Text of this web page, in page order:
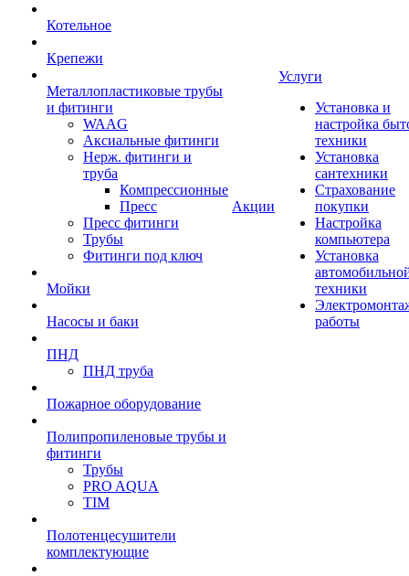
Котельное
Крепежи
Металлопластиковые трубы
и фитинги
WAAG
Аксиальные фитинги
Нерж. фитинги и
труба
Компрессионные
Пресс
Пресс фитинги
Трубы
Фитинги под ключ
Мойки
Насосы и баки
ПНД
ПНД труба
Пожарное оборудование
Полипропиленовые трубы и
фитинги
Трубы
PRO AQUA
TIM
Полотенцесушители
комплектующие
Акции
Услуги
Установка и
настройка
техники
Установка
сантехники
Страхование
покупки
Настройка
компьютера
Установка
техники
работы